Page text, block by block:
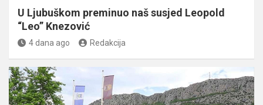
U Ljubuškom preminuo naš susjed Leopold
“Leo” Knezović
4 dana ago Redakcija